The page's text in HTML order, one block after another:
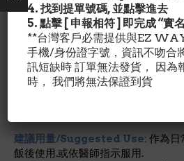
Licorice Root
+每日營養攝取未建立
其他成份/Ingredient Details:
dibasic calcium phosphate,
建議用量/Suggested Use: 作為日
飯後使用.或依醫師指示服用.
4. 找到提單號碼, 並點擊進去
5. 點擊 [ 申報相符 ] 即完成 “實
**台灣客戶必需提供與EZ
手機/身份證字號，資訊不吻合
訊短缺時 訂單無法發貨， 因為
時， 我們將無法保證到貨